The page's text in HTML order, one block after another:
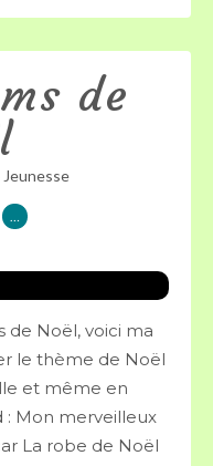
de
…
de Noël, voici ma
le thème de Noël
et même en
: Mon merveilleux
La robe de Noël